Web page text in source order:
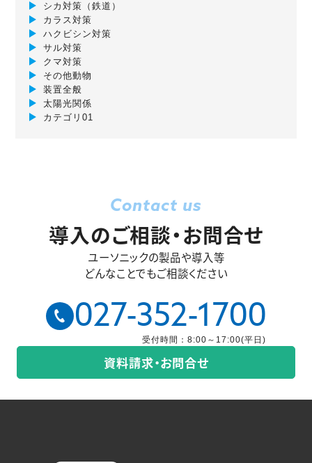
シカ対策（鉄道）
カラス対策
ハクビシン対策
サル対策
クマ対策
その他動物
装置全般
太陽光関係
カテゴリ01
Contact us
導入のご相談・お問合せ
ユーソニックの製品や導入等
どんなことでもご相談ください
027-352-1700
受付時間：8:00～17:00(平日)
資料請求・お問合せ